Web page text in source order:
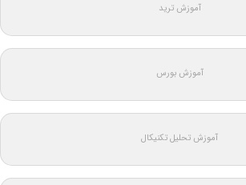
آموزش ترید
آموزش بورس
آموزش تحلیل تکنیکال